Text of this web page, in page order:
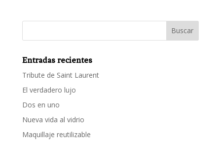
Entradas recientes
Tribute de Saint Laurent
El verdadero lujo
Dos en uno
Nueva vida al vidrio
Maquillaje reutilizable